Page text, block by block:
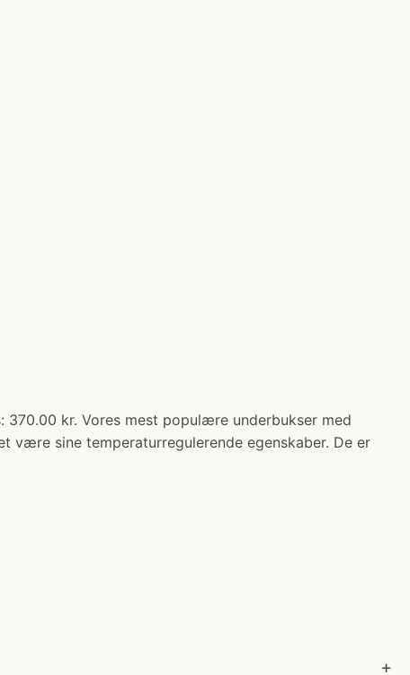
370.00 kr. Vores mest populære underbukser med
sine temperaturregulerende egenskaber. De er